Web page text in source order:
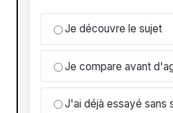
Je découvre le sujet
Je compare avant
J'ai déjà essayé sans